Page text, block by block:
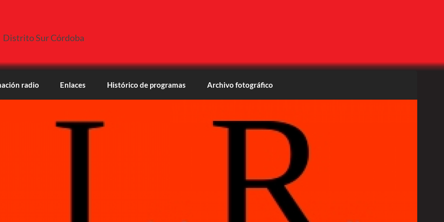
Distrito Sur Córdoba
radio Enlaces Histórico de programas Archivo fotográfico